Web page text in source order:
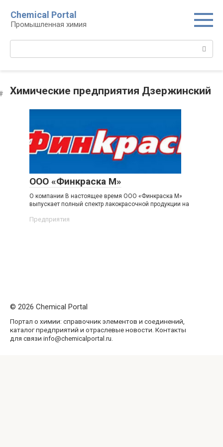
контенту
Chemical Portal
Промышленная химия
Химические предприятия Дзержинский
ООО «Финкраска М»
О компании В настоящее время ООО «Финкраска М»
выпускает полный спектр лакокрасочной продукции на
Предприятия
© 2026 Chemical Portal
Портал о химии: справочник элементов и соединений,
каталог предприятий и отраслевые новости. Контакты
для связи info@chemicalportal.ru.